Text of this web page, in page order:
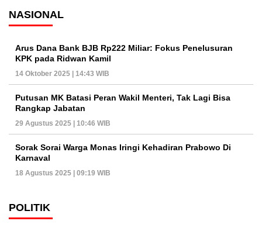
NASIONAL
Arus Dana Bank BJB Rp222 Miliar: Fokus Penelusuran
KPK pada Ridwan Kamil
14 Oktober 2025 | 14:43 WIB
Putusan MK Batasi Peran Wakil Menteri, Tak Lagi Bisa
Rangkap Jabatan
29 Agustus 2025 | 10:46 WIB
Sorak Sorai Warga Monas Iringi Kehadiran Prabowo Di
Karnaval
18 Agustus 2025 | 09:19 WIB
POLITIK